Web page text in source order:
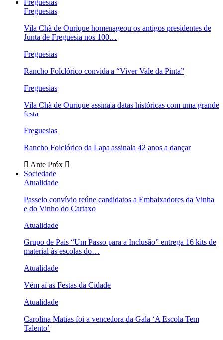
Freguesias
Freguesias
Vila Chã de Ourique homenageou os antigos presidentes de
Junta de Freguesia nos 100…
Freguesias
Rancho Folclórico convida a “Viver Vale da Pinta”
Freguesias
Vila Chã de Ourique assinala datas históricas com uma grande
festa
Freguesias
Rancho Folclórico da Lapa assinala 42 anos a dançar
Ante Próx
Sociedade
Atualidade
Passeio convívio reúne candidatos a Embaixadores da Vinha
e do Vinho do Cartaxo
Atualidade
Grupo de Pais “Um Passo para a Inclusão” entrega 16 kits de
material às escolas do…
Atualidade
Vêm aí as Festas da Cidade
Atualidade
Carolina Matias foi a vencedora da Gala ‘A Escola Tem
Talento’